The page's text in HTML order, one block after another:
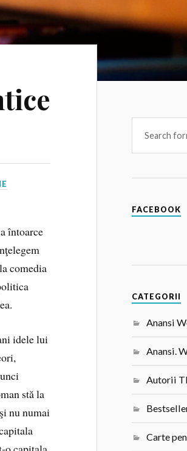
întoarce
comedia
idele lui
stă la
nu numai
FACEBOOK
CATEGORII
Anansi
Anansi.
Autorii
Carte